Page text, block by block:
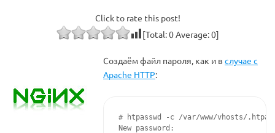
Click to rate this post!
[Total:0Average:0]
Создаём файл пароля, как и в случае с
Apache HTTP:
# htpasswd -c /var/www/vhosts/
New password: